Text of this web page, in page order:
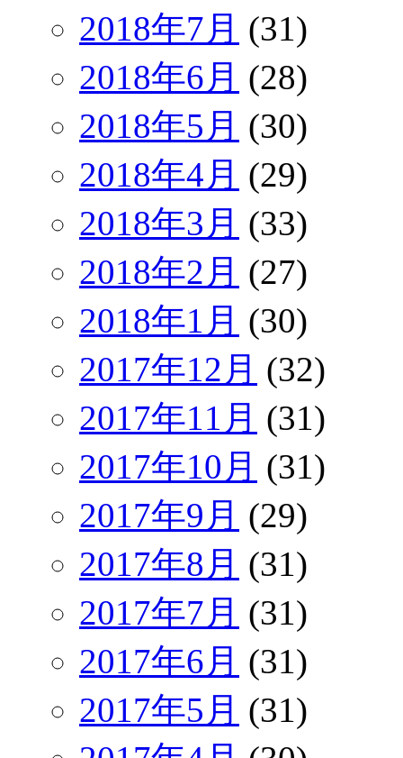
2018年7月 (31)
2018年6月 (28)
2018年5月 (30)
2018年4月 (29)
2018年3月 (33)
2018年2月 (27)
2018年1月 (30)
2017年12月 (32)
2017年11月 (31)
2017年10月 (31)
2017年9月 (29)
2017年8月 (31)
2017年7月 (31)
2017年6月 (31)
2017年5月 (31)